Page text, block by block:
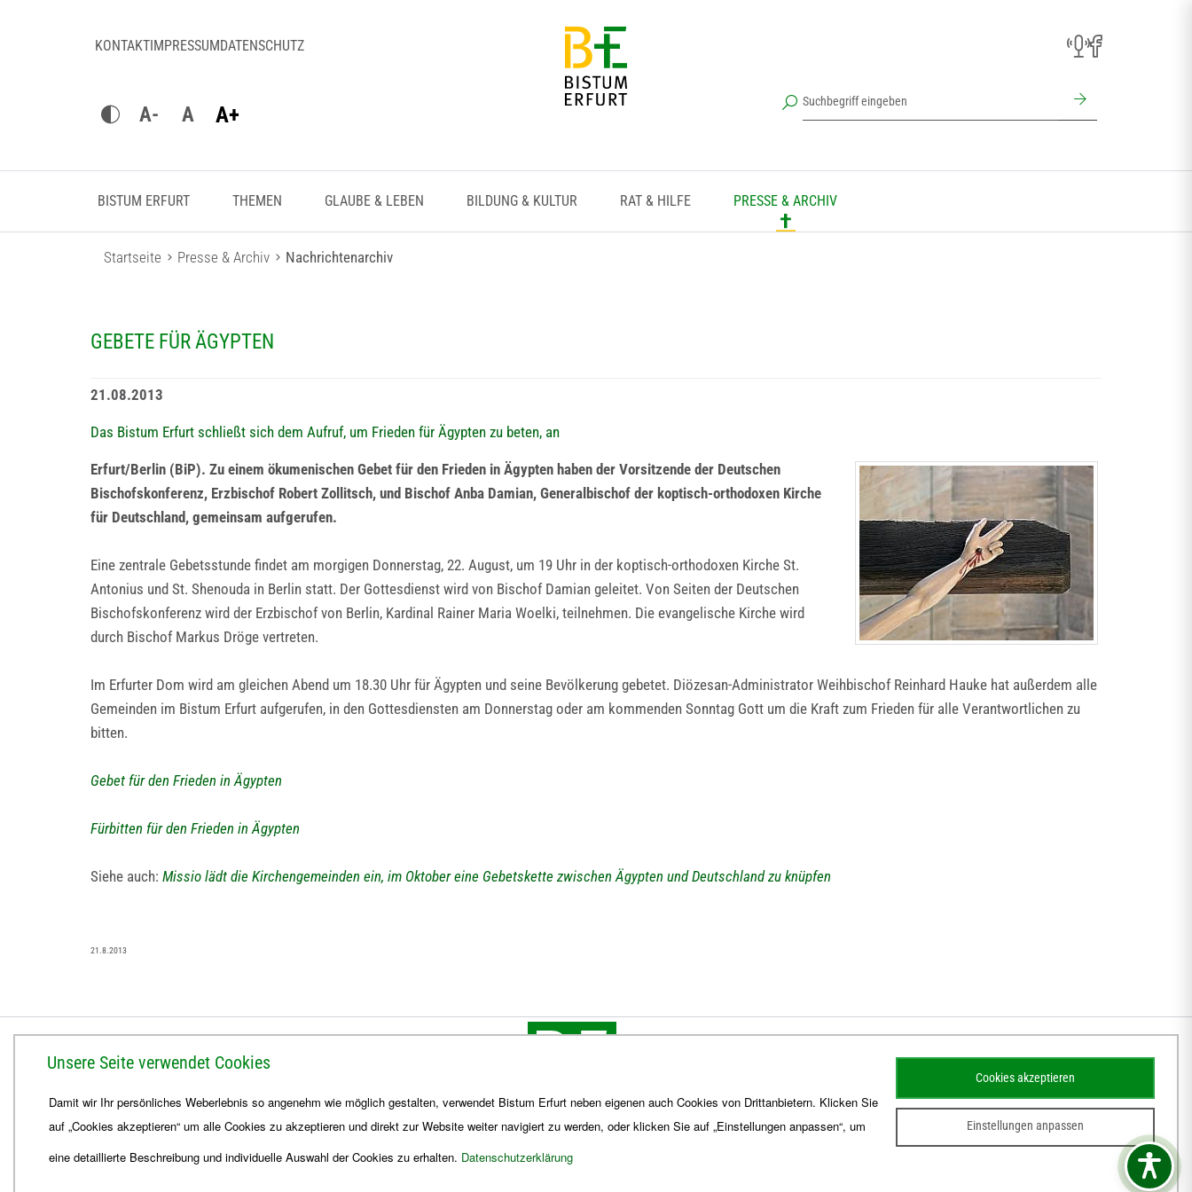
KONTAKTIMPRESSUMDATENSCHUTZ
A- A A+
BISTUM ERFURT THEMEN GLAUBE & LEBEN BILDUNG & KULTUR RAT & HILFE PRESSE & ARCHIV
Startseite Presse & Archiv Nachrichtenarchiv
GEBETE FÜR ÄGYPTEN
21.08.2013
Das Bistum Erfurt schließt sich dem Aufruf, um Frieden für Ägypten zu beten, an
Erfurt/Berlin (BiP). Zu einem ökumenischen Gebet für den Frieden in Ägypten haben der Vorsitzende der Deutschen
Bischofskonferenz, Erzbischof Robert Zollitsch, und Bischof Anba Damian, Generalbischof der koptisch-orthodoxen Kirche
für Deutschland, gemeinsam aufgerufen.
Eine zentrale Gebetsstunde findet am morgigen Donnerstag, 22. August, um 19 Uhr in der koptisch-orthodoxen Kirche St.
Antonius und St. Shenouda in Berlin statt. Der Gottesdienst wird von Bischof Damian geleitet. Von Seiten der Deutschen
Bischofskonferenz wird der Erzbischof von Berlin, Kardinal Rainer Maria Woelki, teilnehmen. Die evangelische Kirche wird
durch Bischof Markus Dröge vertreten.
Im Erfurter Dom wird am gleichen Abend um 18.30 Uhr für Ägypten und seine Bevölkerung gebetet. Diözesan-Administrator Weihbischof Reinhard Hauke hat außerdem alle
Gemeinden im Bistum Erfurt aufgerufen, in den Gottesdiensten am Donnerstag oder am kommenden Sonntag Gott um die Kraft zum Frieden für alle Verantwortlichen zu
bitten.
Gebet für den Frieden in Ägypten
Fürbitten für den Frieden in Ägypten
Siehe auch: Missio lädt die Kirchengemeinden ein, im Oktober eine Gebetskette zwischen Ägypten und Deutschland zu knüpfen
21.8.2013
BISTUM ERFURT
Bischöfliches Ordinariat
Herrmannsplatz 9, 99084 Erfurt
Unsere Seite verwendet Cookies
Damit wir Ihr persönliches Weberlebnis so angenehm wie möglich gestalten, verwendet Bistum Erfurt neben eigenen auch Cookies von Drittanbietern. Klicken Sie
auf „Cookies akzeptieren“ um alle Cookies zu akzeptieren und direkt zur Website weiter navigiert zu werden, oder klicken Sie auf „Einstellungen anpassen“, um
eine detaillierte Beschreibung und individuelle Auswahl der Cookies zu erhalten. Datenschutzerklärung
Einstellungen anpassen
Cookies akzeptieren